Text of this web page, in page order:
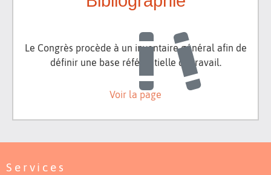
Le Congrès procède à un inventaire général afin de
définir une base référentielle de travail.
Voir la page
Services